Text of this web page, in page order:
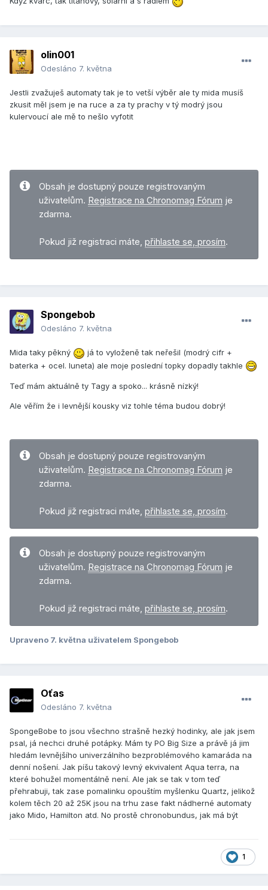
olin001
Odesláno 7. května
Jestli zvažuješ automaty tak je to vetší výběr ale ty mida musíš
zkusit měl jsem je na ruce a za ty prachy v tý modrý jsou
kulervoucí ale mě to nešlo vyfotit
Obsah je dostupný pouze registrovaným
uživatelům. Registrace na Chronomag Fórum je
zdarma.
Pokud již registraci máte, přihlaste se, prosím.
Spongebob
Odesláno 7. května
Mida taky pěkný
já to vyloženě tak neřešil (modrý cifr +
baterka + ocel. luneta) ale moje poslední topky dopadly takhle
Teď mám aktuálně ty Tagy a spoko... krásně nízký!
Ale věřím že i levnější kousky viz tohle téma budou dobrý!
Obsah je dostupný pouze registrovaným
uživatelům. Registrace na Chronomag Fórum je
zdarma.
Pokud již registraci máte, přihlaste se, prosím.
Obsah je dostupný pouze registrovaným
uživatelům. Registrace na Chronomag Fórum je
zdarma.
Pokud již registraci máte, přihlaste se, prosím.
Upraveno 7. května uživatelem Spongebob
Oťas
Odesláno 7. května
SpongeBobe to jsou všechno strašně hezký hodinky, ale jak jsem
psal, já nechci druhé potápky. Mám ty PO Big Size a právě já jim
hledám levnějšího univerzálního bezproblémového kamaráda na
denní nošení. Jak píšu takový levný ekvivalent Aqua terra, na
které bohužel momentálně není. Ale jak se tak v tom teď
přehrabuji, tak zase pomalinku opouštím myšlenku Quartz, jelikož
kolem těch 20 až 25K jsou na trhu zase fakt nádherné automaty
jako Mido, Hamilton atd. No prostě chronobundus, jak má být
1